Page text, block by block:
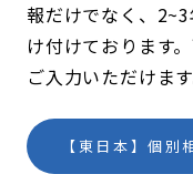
報だけでなく、
け付けております
ご入力いただけます
【東日本】個別